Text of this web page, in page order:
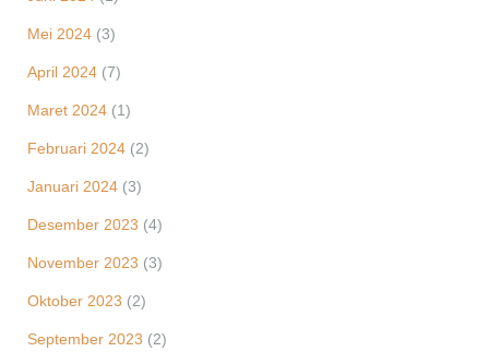
Mei 2024 (3)
April 2024 (7)
Maret 2024 (1)
Februari 2024 (2)
Januari 2024 (3)
Desember 2023 (4)
November 2023 (3)
Oktober 2023 (2)
September 2023 (2)